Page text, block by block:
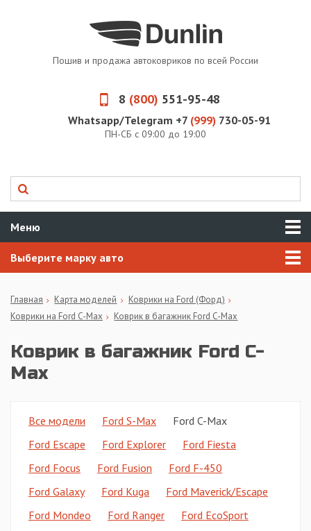
Пошив и продажа автоковриков по всей России
8 (800) 551-95-48
Whatsapp/Telegram +7 (999) 730-05-91
ПН-СБ с 09:00 до 19:00
Меню
Выберите марку авто
Главная Карта моделей
Коврики на Ford (Форд)
Коврики на Ford C-Max
Коврик в багажник Ford C-Max
Коврик в багажник Ford C-
Max
Все модели Ford S-Max
Ford C-Max
Ford Escape
Ford Explorer
Ford Fiesta
Ford Focus
Ford Fusion
Ford F-450
Ford Galaxy
Ford Kuga
Ford Maverick/Escape
Ford Mondeo
Ford Ranger
Ford EcoSport